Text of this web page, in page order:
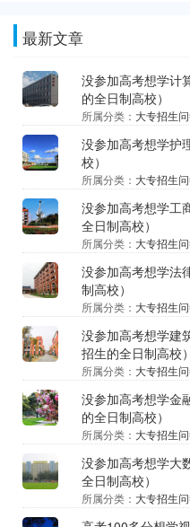
最新文章
没参加高考想学计
的全日制高校）
所属分类： 大专招生
没参加高考想学护
校）
所属分类： 大专招生
没参加高考想学工
全日制高校）
所属分类： 大专招生
没参加高考想学法
制高校）
所属分类： 大专招生
没参加高考想学建
招生的全日制高校）
所属分类： 大专招生
没参加高考想学金
的全日制高校）
所属分类： 大专招生
没参加高考想学大
全日制高校）
所属分类： 大专招生